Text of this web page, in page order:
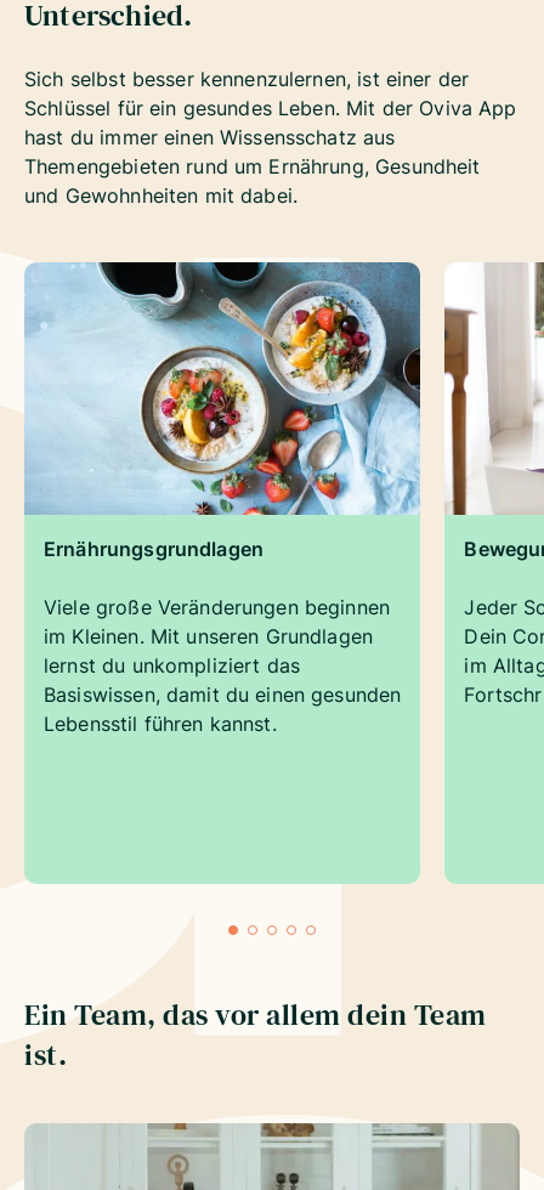
Unterschied.
Sich selbst besser kennenzulernen, ist einer der
Schlüssel für ein gesundes Leben. Mit der Oviva App
hast du immer einen Wissensschatz aus
Themengebieten rund um Ernährung, Gesundheit
und Gewohnheiten mit dabei.
Ernährungsgrundlagen
Viele große Veränderungen beginnen
im Kleinen. Mit unseren Grundlagen
lernst du unkompliziert das
Basiswissen, damit du einen gesunden
Lebensstil führen kannst.
Jeder
Dein
im
Ein Team, das vor allem dein Team
ist.